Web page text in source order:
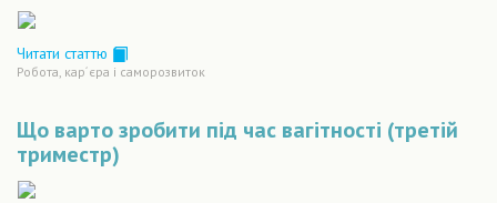
Читати статтю
Робота, кар´єра і саморозвиток
Що варто зробити під час вагітності (третій
триместр)